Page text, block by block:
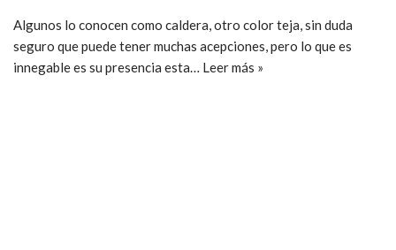
Algunos lo conocen como caldera, otro color teja, sin duda
seguro que puede tener muchas acepciones, pero lo que es
innegable es su presencia esta… Leer más »